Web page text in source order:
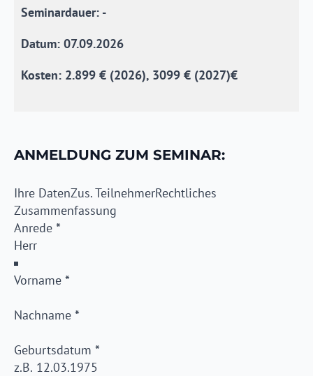
Seminardauer: -
Datum: 07.09.2026
Kosten: 2.899 € (2026), 3099 € (2027)€
ANMELDUNG ZUM SEMINAR:
Ihre DatenZus. TeilnehmerRechtliches
Zusammenfassung
Anrede *
Vorname *
Nachname *
Geburtsdatum *